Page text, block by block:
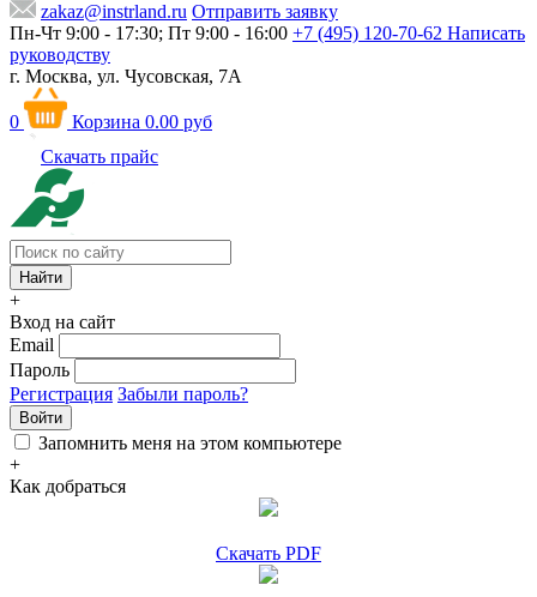
zakaz@instrland.ru Отправить заявку
Пн-Чт 9:00 - 17:30; Пт 9:00 - 16:00 +7 (495) 120-70-62 Написать
руководству
г. Москва, ул. Чусовская, 7А
0 Корзина 0.00 руб
Скачать прайс
+
Вход на сайт
Email
Пароль
Регистрация Забыли пароль?
Войти
Запомнить меня на этом компьютере
+
Как добраться
Скачать PDF